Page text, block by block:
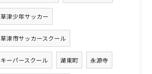
草津少年サッカー
草津市サッカースクール
キーパースクール 湖東町 永源寺